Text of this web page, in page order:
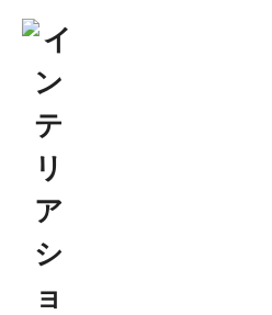
※このページのアイテムは、単体でのご
なります。
kino オリジナルランプ